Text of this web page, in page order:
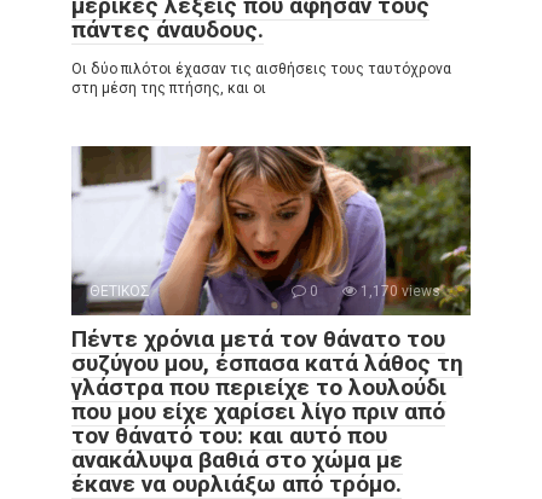
πάντες άναυδους.
Οι δύο πιλότοι έχασαν τις αισθήσεις τους ταυτόχρονα
στη μέση της πτήσης, και οι
ΘΕΤΙΚΟΣ 0 1,170 views
Πέντε χρόνια μετά τον θάνατο του
συζύγου μου, έσπασα κατά λάθος τη
γλάστρα που περιείχε το λουλούδι
που μου είχε χαρίσει λίγο πριν από
τον θάνατό του: και αυτό που
ανακάλυψα βαθιά στο χώμα με
έκανε να ουρλιάξω από τρόμο.